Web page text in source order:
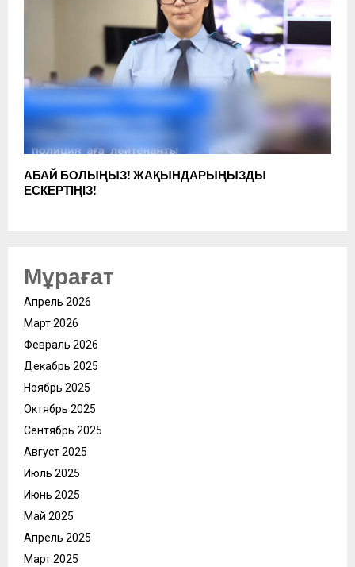
АБАЙ БОЛЫҢЫЗ! ЖАҚЫНДАРЫҢЫЗДЫ
ЕСКЕРТІҢІЗ!
Мұрағат
Апрель 2026
Март 2026
Февраль 2026
Декабрь 2025
Ноябрь 2025
Октябрь 2025
Сентябрь 2025
Август 2025
Июль 2025
Июнь 2025
Май 2025
Апрель 2025
Март 2025